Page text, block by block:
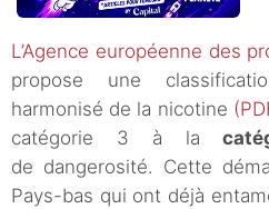
L’Agence européenne des
propose une
harmonisé de la nicotine
catégorie 3 à la
de dangerosité. Cette
Pays-bas qui ont déjà